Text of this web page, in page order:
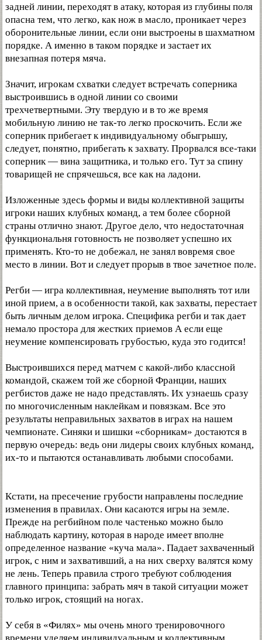
задней линии, переходят в атаку, которая из глубины поля
опасна тем, что легко, как нож в масло, проникает через
оборонительные линии, если они выстроены в шахматном
порядке. А именно в таком порядке и застает их
внезапная потеря мяча.
Значит, игрокам схватки следует встречать соперника
выстроившись в одной линии со своими
трехчетвертными. Эту твердую и в то же время
мобильную линию не так-то легко проскочить. Если же
соперник прибегает к индивидуальному обыгрышу,
следует, понятно, прибегать к захвату. Прорвался все-таки
соперник — вина защитника, и только его. Тут за спину
товарищей не спрячешься, все как на ладони.
Изложенные здесь формы и виды коллективной защиты
игроки наших клубных команд, а тем более сборной
страны отлично знают. Другое дело, что недостаточная
функциональня готовность не позволяет успешно их
применять. Кто-то не добежал, не занял вовремя свое
место в линии. Вот и следует прорыв в твое зачетное поле.
Регби — игра коллективная, неумение выполнять тот или
иной прием, а в особенности такой, как захваты, перестает
быть личным делом игрока. Специфика регби и так дает
немало простора для жестких приемов А если еще
неумение компенсировать грубостью, куда это годится!
Выстроившихся перед матчем с какой-либо классной
командой, скажем той же сборной Франции, наших
регбистов даже не надо представлять. Их узнаешь сразу
по многочисленным наклейкам и повязкам. Все это
результаты неправильных захватов в играх на нашем
чемпионате. Синяки и шишки «сборникам» достаются в
первую очередь: ведь они лидеры своих клубных команд,
их-то и пытаются останавливать любыми способами.
Кстати, на пресечение грубости направлены последние
изменения в правилах. Они касаются игры на земле.
Прежде на регбийном поле частенько можно было
наблюдать картину, которая в народе имеет вполне
определенное название «куча мала». Падает захваченный
игрок, с ним и захвативший, а на них сверху валятся кому
не лень. Теперь правила строго требуют соблюдения
главного принципа: забрать мяч в такой ситуации может
только игрок, стоящий на ногах.
У себя в «Филях» мы очень много тренировочного